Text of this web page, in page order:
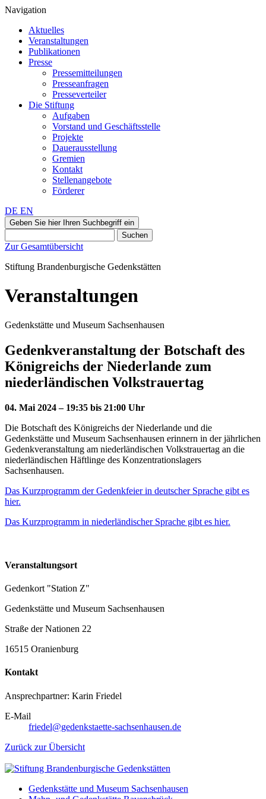
Navigation
Aktuelles
Veranstaltungen
Publikationen
Presse
Pressemitteilungen
Presseanfragen
Presseverteiler
Die Stiftung
Aufgaben
Vorstand und Geschäftsstelle
Projekte
Dauerausstellung
Gremien
Kontakt
Stellenangebote
Förderer
DE EN
Geben Sie hier Ihren Suchbegriff ein
Suchen
Zur Gesamtübersicht
Stiftung Brandenburgische Gedenkstätten
Veranstaltungen
Gedenkstätte und Museum Sachsenhausen
Gedenkveranstaltung der Botschaft des
Königreichs der Niederlande zum
niederländischen Volkstrauertag
04. Mai 2024 – 19:35 bis 21:00 Uhr
Die Botschaft des Königreichs der Niederlande und die
Gedenkstätte und Museum Sachsenhausen erinnern in der jährlichen
Gedenkveranstaltung am niederländischen Volkstrauertag an die
niederländischen Häftlinge des Konzentrationslagers
Sachsenhausen.
Das Kurzprogramm der Gedenkfeier in deutscher Sprache gibt es
hier.
Das Kurzprogramm in niederländischer Sprache gibt es hier.
Veranstaltungsort
Gedenkort "Station Z"
Gedenkstätte und Museum Sachsenhausen
Straße der Nationen 22
16515 Oranienburg
Kontakt
Ansprechpartner: Karin Friedel
E-Mail
friedel@gedenkstaette-sachsenhausen.de
Zurück zur Übersicht
Gedenkstätte und Museum Sachsenhausen